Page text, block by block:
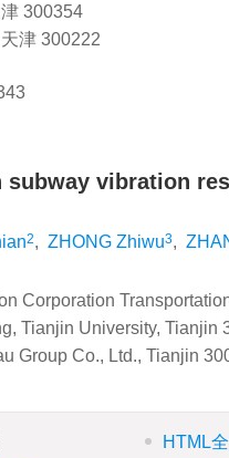
300354
津 300222
subway vibration
2, ZHONG Zhiwu3,
Corporation
Tianjin University, Tianjin
Group Co., Ltd., Tianjin
HTML